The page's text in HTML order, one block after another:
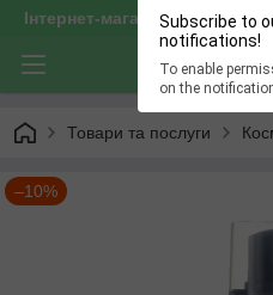
Subscribe to
notifications!
To enable
on the
Інтернет-магазин "optservis"
Товари та послуги
–10%